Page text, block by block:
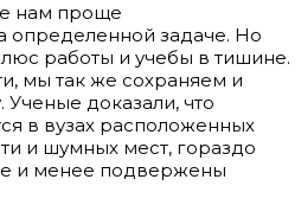
нам проще
определенной задаче. Но
работы и учебы в тишине.
мы так же сохраняем и
доказали, что
в вузах расположенных
и шумных мест, гораздо
и менее подвержены